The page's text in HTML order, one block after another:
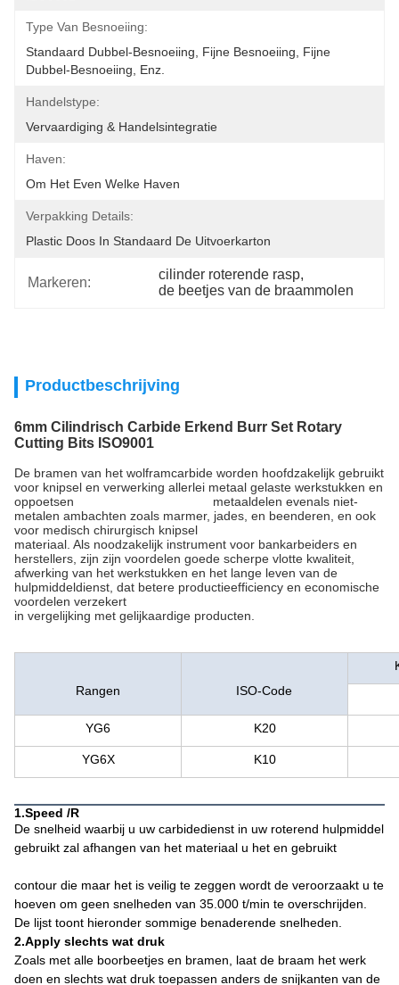
Type Van Besnoeiing:
Standaard Dubbel-Besnoeiing, Fijne Besnoeiing, Fijne
Dubbel-Besnoeiing, Enz.
Handelstype:
Vervaardiging & Handelsintegratie
Haven:
Om Het Even Welke Haven
Verpakking Details:
Plastic Doos In Standaard De Uitvoerkarton
Markeren:
cilinder roterende rasp,
de beetjes van de braammolen
Productbeschrijving
6mm Cilindrisch Carbide Erkend Burr Set Rotary
Cutting Bits ISO9001
De bramen van het wolframcarbide worden hoofdzakelijk gebruikt
voor knipsel en verwerking allerlei metaal gelaste werkstukken en
oppoetsen metaaldelen evenals niet-
metalen ambachten zoals marmer, jades, en beenderen, en ook
voor medisch chirurgisch knipsel
materiaal. Als noodzakelijk instrument voor bankarbeiders en
herstellers, zijn zijn voordelen goede scherpe vlotte kwaliteit,
afwerking van het werkstukken en het lange leven van de
hulpmiddeldienst, dat betere productieefficiency en economische
voordelen verzekert
in vergelijking met gelijkaardige producten.
Rangen ISO-Code
YG6 K20
YG6X K10
1.Speed /R
De snelheid waarbij u uw carbidedienst in uw roterend hulpmiddel
gebruikt zal afhangen van het materiaal u het en gebruikt
contour die maar het is veilig te zeggen wordt de veroorzaakt u te
hoeven om geen snelheden van 35.000 t/min te overschrijden.
De lijst toont hieronder sommige benaderende snelheden.
2.Apply slechts wat druk
Zoals met alle boorbeetjes en bramen, laat de braam het werk
doen en slechts wat druk toepassen anders de snijkanten van de